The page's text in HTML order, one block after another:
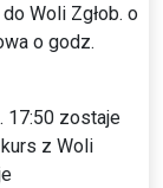
Woli Zgłob. o
o godz.
17:50 zostaje
z Woli